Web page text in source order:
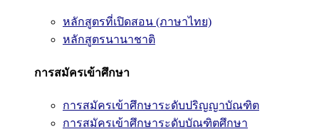
หลักสูตรที่เปิดสอน (ภาษาไทย)
หลักสูตรนานาชาติ
การสมัครเข้าศึกษา
การสมัครเข้าศึกษาระดับปริญญาบัณฑิต
การสมัครเข้าศึกษาระดับบัณฑิตศึกษา